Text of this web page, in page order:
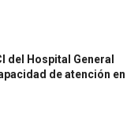
del Hospital General
de atención en